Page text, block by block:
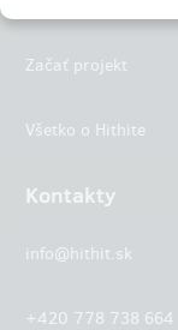
Začať projekt
Všetko o Hithite
Kontakty
info@hithit.sk
+420 778 738 664